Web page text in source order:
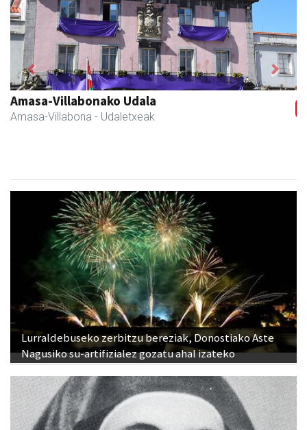
Amasa-Villabonako Udala
Amasa-Villabona - Udaletxeak
Previous Next
Lurraldebuseko zerbitzu bereziak, Donostiako Aste
Nagusiko su-artifizialez gozatu ahal izateko